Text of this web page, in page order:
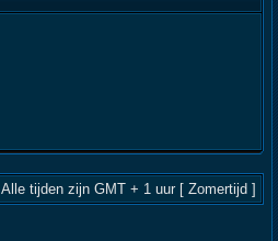
Alle tijden zijn GMT + 1 uur [ Zomertijd ]